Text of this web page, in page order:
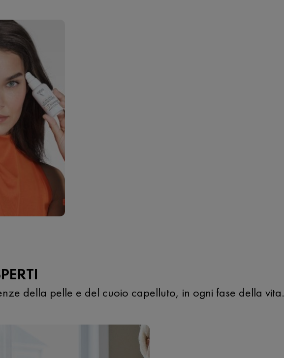
della pelle e del cuoio capelluto, in ogni fase della vita.